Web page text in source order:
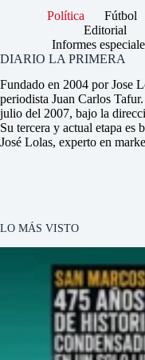
Política Fútbol
Editorial
Informes
DIARIO LA PRIMERA
Fundado en 2004 por Jose
periodista Juan Carlos
julio del 2007, bajo la
Su tercera y actual etapa es
José Lolas, experto en
LO MÁS VISTO